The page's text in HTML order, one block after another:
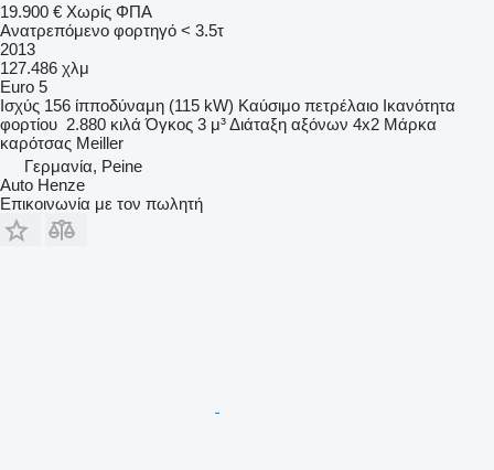
19.900 € Χωρίς ΦΠΑ
Ανατρεπόμενο φορτηγό < 3.5τ
2013
127.486 χλμ
Euro 5
Ισχύς 156 ίπποδύναμη (115 kW) Καύσιμο πετρέλαιο Ικανότητα
φορτίου 2.880 κιλά Όγκος 3 μ³Διάταξη αξόνων 4x2 Μάρκα
καρότσας Meiller
Γερμανία, Peine
Auto Henze
Επικοινωνία με τον πωλητή